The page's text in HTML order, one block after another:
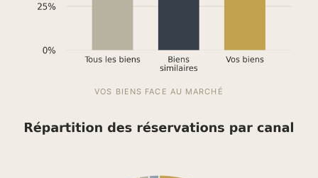
VOS BIENS FACE AU MARCHÉ